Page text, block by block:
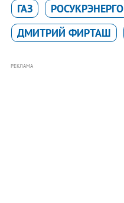
ГАЗ РОСУКРЭНЕРГО
ДМИТРИЙ ФИРТАШ
РЕКЛАМА